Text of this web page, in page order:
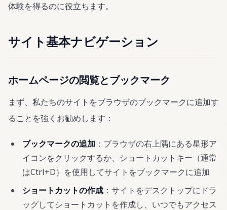
体験を得るのに役立ちます。
サイト基本ナビゲーション
ホームページの閲覧とブックマーク
まず、私たちのサイトをブラウザのブックマークに追加す
ることを強くお勧めします：
ブックマークの追加 ：ブラウザの右上隅にある星形ア
イコンをクリックするか、ショートカットキー（通常
はCtrl+D）を使用してサイトをブックマークに追加
ショートカットの作成 ：サイトをデスクトップにドラ
ッグしてショートカットを作成し、いつでもアクセス